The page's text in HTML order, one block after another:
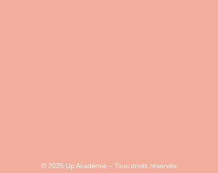
© 2025 Up Académie – Tous droits réservés